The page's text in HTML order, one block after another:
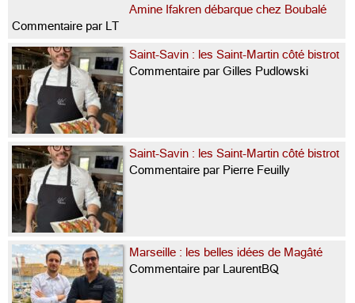
Amine Ifakren débarque chez Boubalé
Commentaire par LT
Saint-Savin : les Saint-Martin côté bistrot
Commentaire par Gilles Pudlowski
Saint-Savin : les Saint-Martin côté bistrot
Commentaire par Pierre Feuilly
Marseille : les belles idées de Magâté
Commentaire par LaurentBQ